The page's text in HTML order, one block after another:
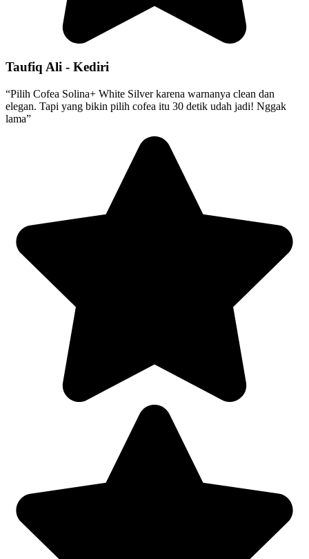
Taufiq Ali - Kediri
“Pilih Cofea Solina+ White Silver karena warnanya clean dan
elegan. Tapi yang bikin pilih cofea itu 30 detik udah jadi! Nggak
lama”